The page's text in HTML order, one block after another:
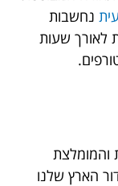
נחשבות
לאורך שעות
והמומלצת
הארץ שלנו